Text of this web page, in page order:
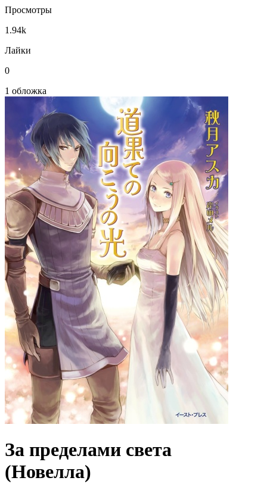
Просмотры
1.94k
Лайки
0
1 обложка
За пределами света
(Новелла)